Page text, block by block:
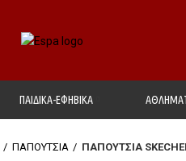
ΠΑΙΔΙΚΑ-ΕΦΗΒΙΚΑ
ΠΑΠΟΥΤΣΙΑ ΠΑΠΟΥΤΣΙΑ